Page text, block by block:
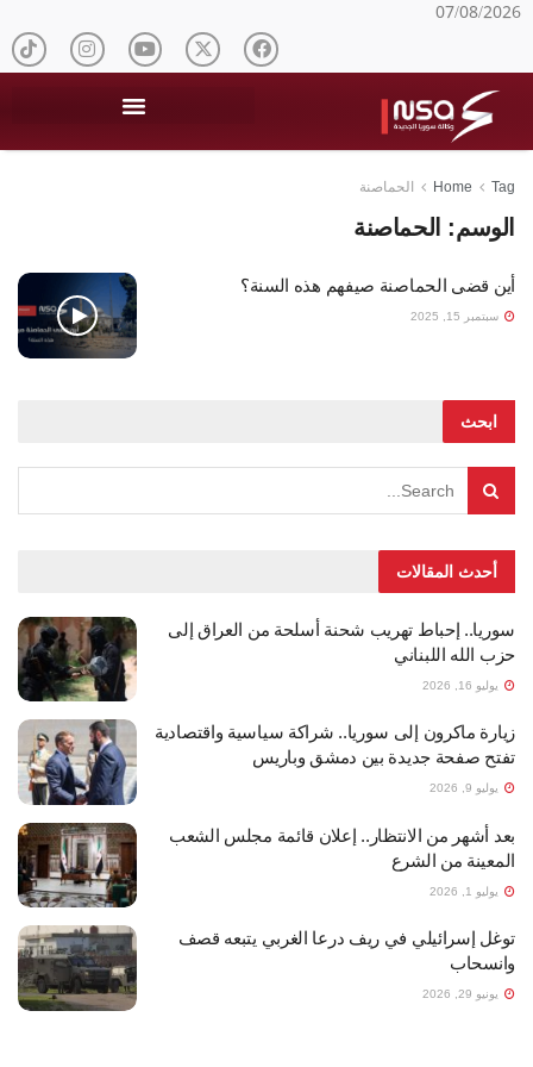
07/08/2026
Home Tag الحماصنة
الوسم: الحماصنة
أين قضى الحماصنة صيفهم هذه السنة؟
سبتمبر 15, 2025
ابحث
أحدث المقالات
سوريا.. إحباط تهريب شحنة أسلحة من العراق إلى
حزب الله اللبناني
يوليو 16, 2026
زيارة ماكرون إلى سوريا.. شراكة سياسية واقتصادية
تفتح صفحة جديدة بين دمشق وباريس
يوليو 9, 2026
بعد أشهر من الانتظار.. إعلان قائمة مجلس الشعب
المعينة من الشرع
يوليو 1, 2026
توغل إسرائيلي في ريف درعا الغربي يتبعه قصف
وانسحاب
يونيو 29, 2026